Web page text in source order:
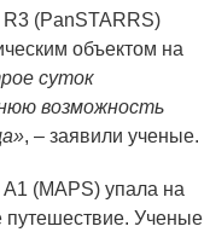
R3 (PanSTARRS)
объектом на
суток
возможность
, – заявили ученые.
(MAPS) упала на
путешествие. Ученые